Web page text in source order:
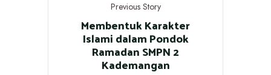
Previous Story
Membentuk Karakter
Islami dalam Pondok
Ramadan SMPN 2
Kademangan